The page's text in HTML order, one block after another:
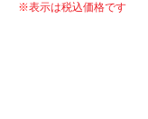
※表示は税込価格です